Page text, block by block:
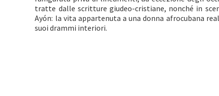
tratte dalle scritture giudeo-cristiane, nonché in
Ayón: la vita appartenuta a una donna afrocubana
suoi drammi interiori.